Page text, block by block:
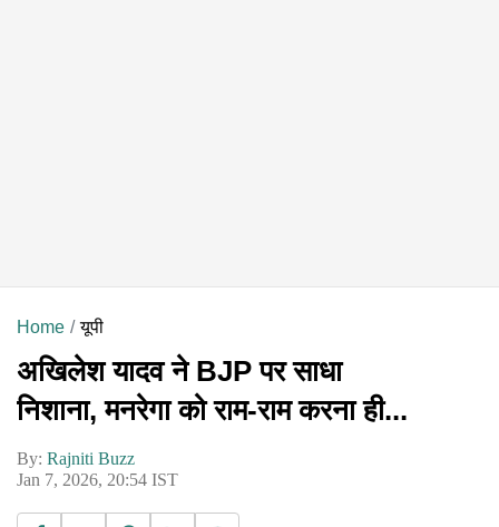
Home यूपी
अखिलेश यादव ने BJP पर साधा
निशाना, मनरेगा को राम-राम करना ही...
By: Rajniti Buzz
Jan 7, 2026, 20:54 IST